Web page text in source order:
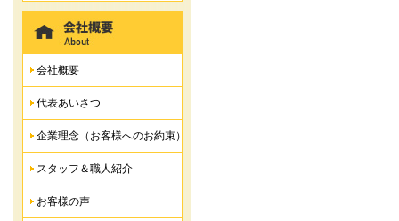
会社概要
代表あいさつ
企業理念（お客様へのお約束）
スタッフ＆職人紹介
お客様の声